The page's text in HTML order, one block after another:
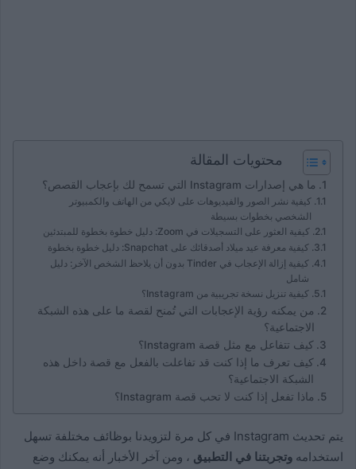
محتويات المقالة
ما هي إصدارات Instagram التي تسمح لك بإعجاب القصص؟
كيفية نشر الصور والفيديوهات على لايكي من الهاتف والكمبيوتر
الشخصي بخطوات بسيطة
كيفية العثور على التسجيلات في Zoom: دليل خطوة بخطوة للمبتدئين
كيفية معرفة عيد ميلاد أصدقائك على Snapchat: دليل خطوة بخطوة
كيفية إزالة الإعجاب في Tinder بدون أن يلاحظ الشخص الآخر: دليل
شامل
كيفية تنزيل نسخة تجريبية من Instagram؟
من يمكنه رؤية الإعجابات التي تُمنح لقصة ما على هذه الشبكة
الاجتماعية؟
كيف تتفاعل مع مثل قصة Instagram؟
كيف تعرف ما إذا كنت قد تفاعلت بالفعل مع قصة داخل هذه
الشبكة الاجتماعية؟
ماذا تفعل إذا كنت لا تحب قصة Instagram؟
يتم تحديث Instagram في كل مرة لتزويدنا بوظائف مختلفة تسهل
استخدامه وتجربتنا في التطبيق ، ومن آخر الأخبار أنه يمكنك وضع